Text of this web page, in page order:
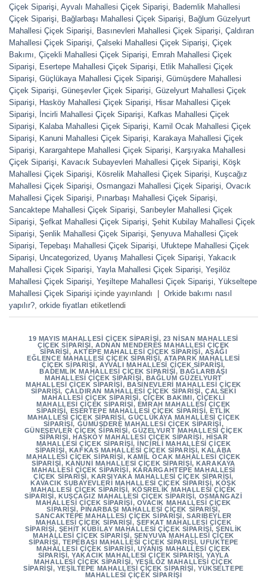
Çiçek Siparişi Ayvalı Mahallesi Çiçek Siparişi
Bademlik Mahallesi
Çiçek Siparişi
Bağlarbaşı Mahallesi Çiçek Siparişi
Bağlum Güzelyurt
Mahallesi Çiçek Siparişi
Basınevleri Mahallesi Çiçek Siparişi Çaldıran
Mahallesi Çiçek Siparişi Çalseki Mahallesi Çiçek Siparişi Çiçek
Bakımı Çiçekli Mahallesi Çiçek Siparişi
Emrah Mahallesi Çiçek
Siparişi
Esertepe Mahallesi Çiçek Siparişi
Etlik Mahallesi Çiçek
Siparişi Güçlükaya Mahallesi Çiçek Siparişi Gümüşdere Mahallesi
Çiçek Siparişi Güneşevler Çiçek Siparişi Güzelyurt Mahallesi Çiçek
Siparişi
Hasköy Mahallesi Çiçek Siparişi
Hisar Mahallesi Çiçek
Siparişi
İncirli Mahallesi Çiçek Siparişi
Kafkas Mahallesi Çiçek
Siparişi
Kalaba Mahallesi Çiçek Siparişi
Kamil Ocak Mahallesi Çiçek
Siparişi
Kanuni Mahallesi Çiçek Siparişi
Karakaya Mahallesi Çiçek
Siparişi
Karargahtepe Mahallesi Çiçek Siparişi
Karşıyaka Mahallesi
Çiçek Siparişi
Kavacık Subayevleri Mahallesi Çiçek Siparişi
Köşk
Mahallesi Çiçek Siparişi
Kösrelik Mahallesi Çiçek Siparişi
Kuşcağız
Mahallesi Çiçek Siparişi Osmangazi Mahallesi Çiçek Siparişi Ovacık
Mahallesi Çiçek Siparişi
Pınarbaşı Mahallesi Çiçek Siparişi
Sancaktepe Mahallesi Çiçek Siparişi Sarıbeyler Mahallesi Çiçek
Siparişi Şefkat Mahallesi Çiçek Siparişi Şehit Kubilay Mahallesi Çiçek
Siparişi Şenlik Mahallesi Çiçek Siparişi Şenyuva Mahallesi Çiçek
Siparişi Tepebaşı Mahallesi Çiçek Siparişi
Ufuktepe Mahallesi Çiçek
Siparişi
Uncategorized Uyanış Mahallesi Çiçek Siparişi Yakacık
Mahallesi Çiçek Siparişi Yayla Mahallesi Çiçek Siparişi Yeşilöz
Mahallesi Çiçek Siparişi Yeşiltepe Mahallesi Çiçek Siparişi Yükseltepe
Mahallesi Çiçek Siparişi içinde yayınlandı
Orkide bakımı nasıl
yapılır? orkide fiyatları etiketlendi
19 MAYIS MAHALLESI ÇIÇEK SIPARIŞI, 23 NISAN MAHALLESI
ÇIÇEK SIPARIŞI,ADNAN MENDERES MAHALLESI ÇIÇEK
SIPARIŞI,AKTEPE MAHALLESI ÇIÇEK SIPARIŞI, AŞAĞI
EĞLENCE MAHALLESI ÇIÇEK SIPARIŞI,ATAPARK MAHALLESI
ÇIÇEK SIPARIŞI,AYVALI MAHALLESI ÇIÇEK SIPARIŞI,
BADEMLIK MAHALLESI ÇIÇEK SIPARIŞI, BAĞLARBAŞI
MAHALLESI ÇIÇEK SIPARIŞI, BAĞLUM GÜZELYURT
MAHALLESI ÇIÇEK SIPARIŞI, BASINEVLERI MAHALLESI ÇIÇEK
SIPARIŞI, ÇALDIRAN MAHALLESI ÇIÇEK SIPARIŞI,ÇALSEKI
MAHALLESI ÇIÇEK SIPARIŞI, ÇIÇEK BAKIMI, ÇIÇEKLI
MAHALLESI ÇIÇEK SIPARIŞI, EMRAH MAHALLESI ÇIÇEK
SIPARIŞI, ESERTEPE MAHALLESI ÇIÇEK SIPARIŞI,ETLIK
MAHALLESI ÇIÇEK SIPARIŞI,GÜÇLÜKAYA MAHALLESI ÇIÇEK
SIPARIŞI, GÜMÜŞDERE MAHALLESI ÇIÇEK SIPARIŞI,
GÜNEŞEVLER ÇIÇEK SIPARIŞI,GÜZELYURT MAHALLESI ÇIÇEK
SIPARIŞI,HASKÖY MAHALLESI ÇIÇEK SIPARIŞI, HISAR
MAHALLESI ÇIÇEK SIPARIŞI,İNCIRLI MAHALLESI ÇIÇEK
SIPARIŞI, KAFKAS MAHALLESI ÇIÇEK SIPARIŞI,KALABA
MAHALLESI ÇIÇEK SIPARIŞI, KAMIL OCAK MAHALLESI ÇIÇEK
SIPARIŞI, KANUNI MAHALLESI ÇIÇEK SIPARIŞI,KARAKAYA
MAHALLESI ÇIÇEK SIPARIŞI, KARARGAHTEPE MAHALLESI
ÇIÇEK SIPARIŞI,KARŞIYAKA MAHALLESI ÇIÇEK SIPARIŞI,
KAVACIK SUBAYEVLERI MAHALLESI ÇIÇEK SIPARIŞI,KÖŞK
MAHALLESI ÇIÇEK SIPARIŞI, KÖSRELIK MAHALLESI ÇIÇEK
SIPARIŞI, KUŞCAĞIZ MAHALLESI ÇIÇEK SIPARIŞI, OSMANGAZI
MAHALLESI ÇIÇEK SIPARIŞI, OVACIK MAHALLESI ÇIÇEK
SIPARIŞI, PINARBAŞI MAHALLESI ÇIÇEK SIPARIŞI,
SANCAKTEPE MAHALLESI ÇIÇEK SIPARIŞI,SARIBEYLER
MAHALLESI ÇIÇEK SIPARIŞI,ŞEFKAT MAHALLESI ÇIÇEK
SIPARIŞI, ŞEHIT KUBILAY MAHALLESI ÇIÇEK SIPARIŞI,ŞENLIK
MAHALLESI ÇIÇEK SIPARIŞI, ŞENYUVA MAHALLESI ÇIÇEK
SIPARIŞI, TEPEBAŞI MAHALLESI ÇIÇEK SIPARIŞI,UFUKTEPE
MAHALLESI ÇIÇEK SIPARIŞI, UYANIŞ MAHALLESI ÇIÇEK
SIPARIŞI,YAKACIK MAHALLESI ÇIÇEK SIPARIŞI,YAYLA
MAHALLESI ÇIÇEK SIPARIŞI, YEŞILÖZ MAHALLESI ÇIÇEK
SIPARIŞI, YEŞILTEPE MAHALLESI ÇIÇEK SIPARIŞI,YÜKSELTEPE
MAHALLESI ÇIÇEK SIPARIŞI